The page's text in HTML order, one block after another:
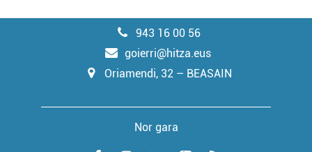
943 16 00 56
goierri@hitza.eus
Oriamendi, 32 – BEASAIN
Nor gara